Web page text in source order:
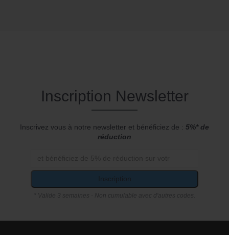
Inscription Newsletter
Inscrivez vous à notre newsletter et bénéficiez de : 5%* de
réduction
Inscription